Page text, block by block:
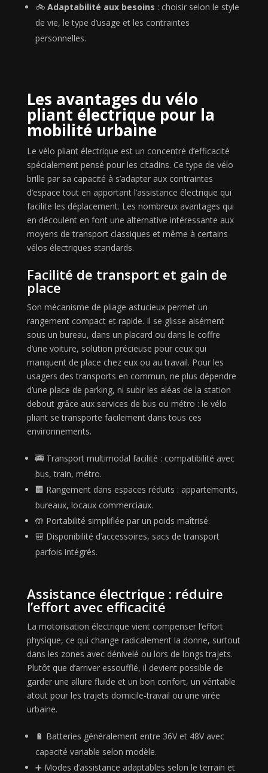
🚲 Adaptabilité aux besoins : choisir selon le style
de vie, le type d’usage et les contraintes
personnelles.
Les avantages du vélo
pliant électrique pour la
mobilité urbaine
Le vélo pliant électrique est un concentré d’efficacité
spécialement pensé pour les citadins. Ce type de vélo
brille par sa capacité à s’adapter aux contraintes
d’espace tout en apportant l’assistance électrique qui
facilite les déplacement. Les nombreux avantages qui
en découlent en font une alternative intéressante aux
moyens de transport classiques et même à certains
vélos électriques standards.
Facilité de transport et gain de
place
Son mécanisme de pliage astucieux permet un
rangement compact et rapide. Il se glisse aisément
sous un bureau, dans un placard ou dans le coffre
d’une voiture, solution précieuse pour ceux qui
manquent de place chez eux ou au travail. Pour les
usagers des transports en commun, ne plus dépendre
d’une place de parking, ni subir les aléas de la station
debout grâce aux services de bus ou métro : le vélo
pliant se transporte facilement dans tous ces
environnements.
🚎 Transport multimodal facilité : compatibilité avec
bus, train, métro.
🏢 Rangement dans espaces réduits : appartements,
bureaux, locaux commerciaux.
🤲 Portabilité simplifiée par un poids maîtrisé.
🎒 Disponibilité d’accessoires, sacs de transport
parfois intégrés.
Assistance électrique : réduire
l’effort avec efficacité
La motorisation électrique vient compenser l’effort
physique, ce qui change radicalement la donne, surtout
dans les zones avec dénivelé ou lors de longs trajets.
Plutôt que d’arriver essoufflé, il devient possible de
garder une allure fluide et un bon confort, un véritable
atout pour les trajets domicile-travail ou une virée
urbaine.
🔋 Batteries généralement entre 36V et 48V avec
capacité variable selon modèle.
➕ Modes d’assistance adaptables selon le terrain et